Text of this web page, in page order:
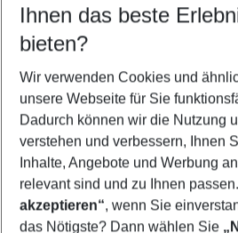
Find the perfect deal which suits
Your departure airport
Any airport
Select your date range
11/08/26–09/08/27 5-8
Who will travel
2 adults No children
Show more
Ihnen das beste
bieten?
Wir verwenden Cookies und
unsere Webseite für Sie
Dadurch können wir die Nutzung
verstehen und verbessern, Ihnen
Inhalte, Angebote und Werbung
relevant sind und zu Ihnen
akzeptieren“, wenn Sie
das Nötigste? Dann wählen Sie